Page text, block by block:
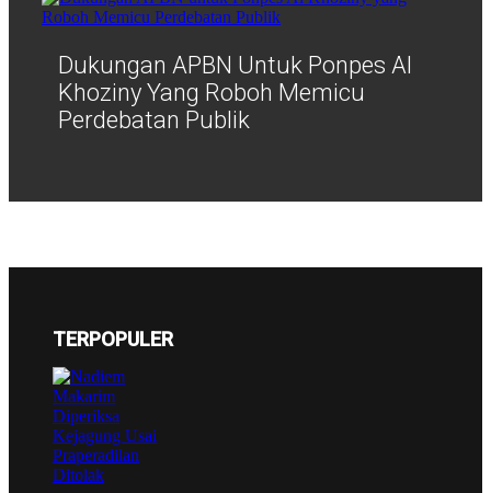
Dukungan APBN Untuk Ponpes Al
Khoziny Yang Roboh Memicu
Perdebatan Publik
TERPOPULER